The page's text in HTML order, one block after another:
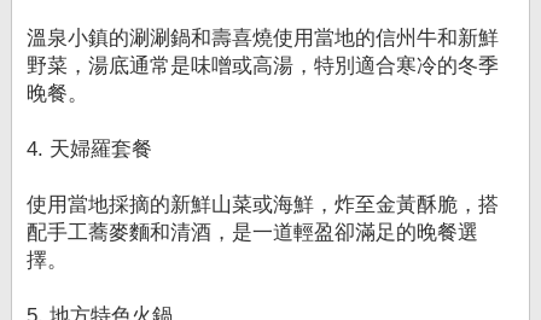
溫泉小鎮的涮涮鍋和壽喜燒使用當地的信州牛和新鮮
野菜，湯底通常是味噌或高湯，特別適合寒冷的冬季
晚餐。
4. 天婦羅套餐
使用當地採摘的新鮮山菜或海鮮，炸至金黃酥脆，搭
配手工蕎麥麵和清酒，是一道輕盈卻滿足的晚餐選
擇。
5. 地方特色火鍋